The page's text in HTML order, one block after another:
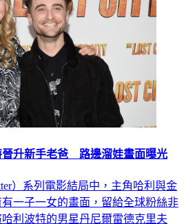
晉升新手老爸 路邊溜娃畫面曝光
）系列電影結局中，主角哈利與金
一子一女的畫面，留給全球粉絲非
利波特的男星丹尼爾雷德克里夫